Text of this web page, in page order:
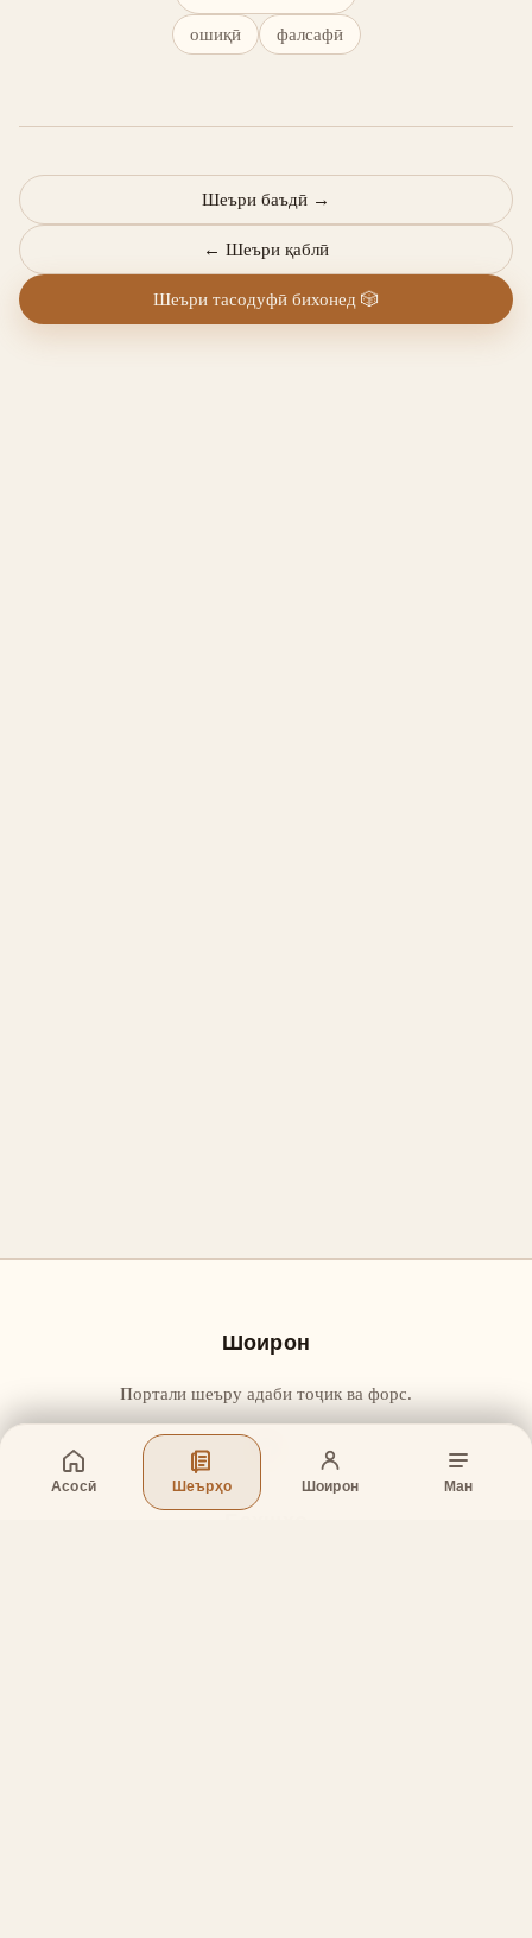
Асосӣ Шеърҳо Шоирон Ман
ошиқӣ фалсафӣ
← Шеъри қаблӣ
Шеъри баъдӣ →
Шеъри тасодуфӣ бихонед 🎲
Шоирон
Портали шеъру адаби тоҷик ва форс.